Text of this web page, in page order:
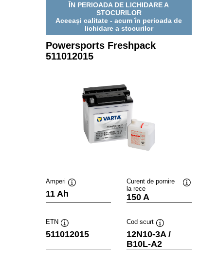
ÎN PERIOADA DE LICHIDARE A
STOCURILOR
Aceeași calitate - acum în perioada de
lichidare a stocurilor
Powersports Freshpack
511012015
Amperi
11 Ah
Curent de pornire
la rece
150 A
ETN
Tooltip
511012015
Cod scurt
Tooltip
12N10-3A /
B10L-A2